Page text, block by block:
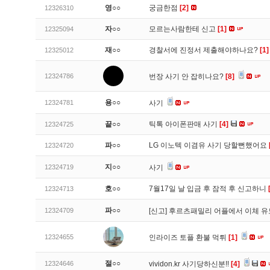
12326310 영○○ 궁금한점 [2]
12325094 자○○ 모르는사람한테 신고 [1]
12325012 재○○ 경찰서에 진정서 제출해야하나요? [1]
12324786 번장 사기 안 잡히나요? [8]
12324781 용○○ 사기
12324725 끝○○ 틱톡 아이폰판매 사기 [4]
12324720 파○○ LG 이노텍 이겸유 사기 당할뻔했어요
12324719 지○○ 사기
12324713 호○○ 7월17일 날 입금 후 잠적 후 신고하니
12324709 파○○ [신고] 후르츠패밀리 어플에서 이체 유
12324655 인라이즈 토플 환불 먹튀 [1]
12324646 절○○ vividon.kr 사기당하신분!! [4]